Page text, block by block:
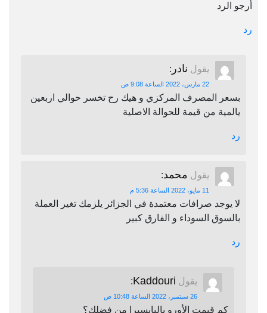
أرجو الرد
رد
يقول نادر :
22 مارس، 2022 الساعة 9:08 ص
بسعر المصرف المركزي و هيك رح تخسر حوالي اربعين
يالمية من قيمة للحوالة الاصلية
رد
يقول محمد:
11 مايو، 2022 الساعة 5:36 م
لا يوجد صرافات معتمدة في الجزائر يلزمك تغير العملة
بالسوق السوداء و الفارق كبير
رد
يقول Kaddouri
:
26 سبتمبر، 2022 الساعة 10:48 ص
كم قيمت الأورو بالبايسيرا من فضلك؟